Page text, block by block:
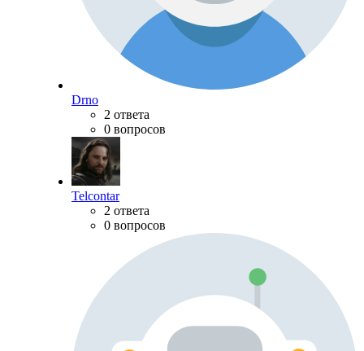
Drno
2 ответа
0 вопросов
Telcontar
2 ответа
0 вопросов